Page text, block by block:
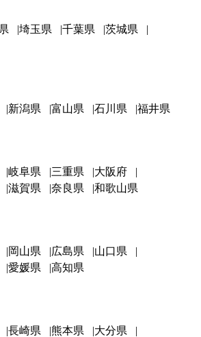
埼玉県 千葉県
茨城県
新潟県 富山県 石川県 福井県
岐阜県 三重県
大阪府
滋賀県 奈良県 和歌山県
岡山県 広島県
山口県
愛媛県 高知県
長崎県 熊本県
大分県